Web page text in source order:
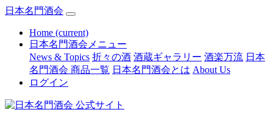
日本名門酒会
Home (current)
日本名門酒会メニュー
News & Topics 折々の酒 酒蔵ギャラリー 酒楽万流 日本
名門酒会 商品一覧 日本名門酒会とは About Us
ログイン